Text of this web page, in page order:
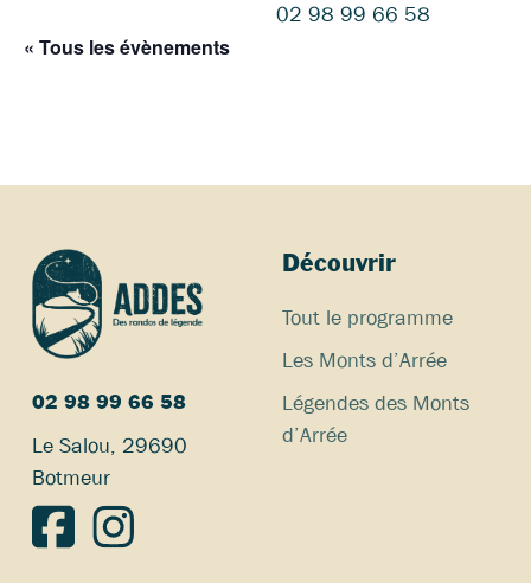
02 98 99 66 58
« Tous les évènements
02 98 99 66 58
Le Salou, 29690
Botmeur
Découvrir
Tout le programme
Les Monts d’Arrée
Légendes des Monts
d’Arrée